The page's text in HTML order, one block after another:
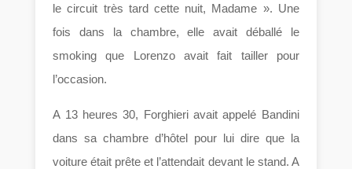
le circuit très tard cette nuit, Madame ». Une
fois dans la chambre, elle avait déballé le
smoking que Lorenzo avait fait tailler pour
l’occasion.
A 13 heures 30, Forghieri avait appelé Bandini
dans sa chambre d’hôtel pour lui dire que la
voiture était prête et l’attendait devant le stand. A